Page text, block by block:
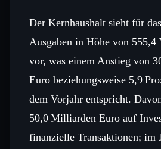
Der Kernhaushalt sieht für
Ausgaben in Höhe von
vor, was einem Anstieg von
Euro beziehungsweise 5,9
dem Vorjahr entspricht.
50,0 Milliarden Euro auf
finanzielle Transaktionen; im